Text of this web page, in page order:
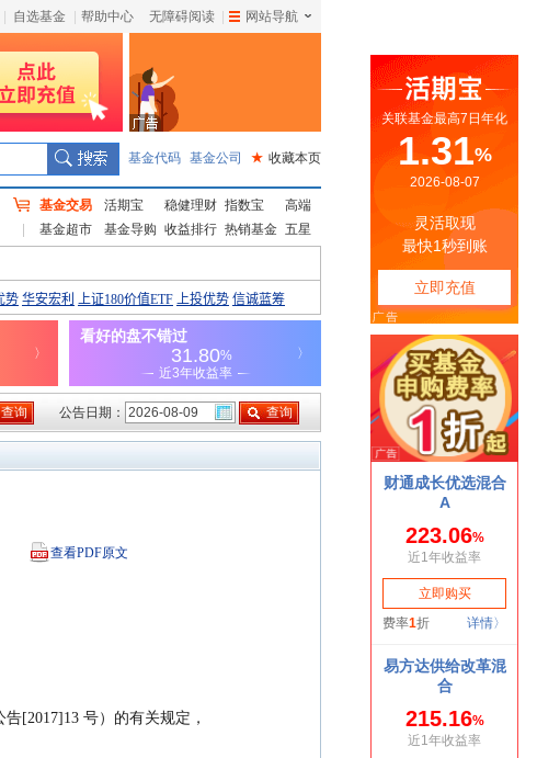
自选基金 帮助中心 无障碍阅读 网站导航
基金代码 基金公司 ★ 收藏本页
基金交易 活期宝 稳健理财 指数宝
高端
基金超市
基金导购 收益排行 热销基金 五星
公告日期：
查看PDF原文